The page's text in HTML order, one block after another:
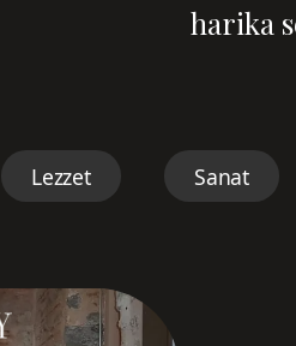
harika
Lezzet Sanat